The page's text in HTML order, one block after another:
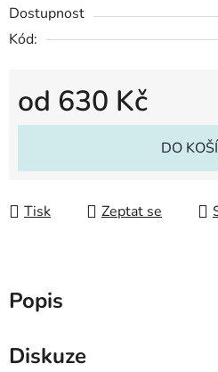
Dostupnost
Kód:
od 630 Kč
Měrná cena:
DO
Tisk Zeptat se
Popis
Diskuze